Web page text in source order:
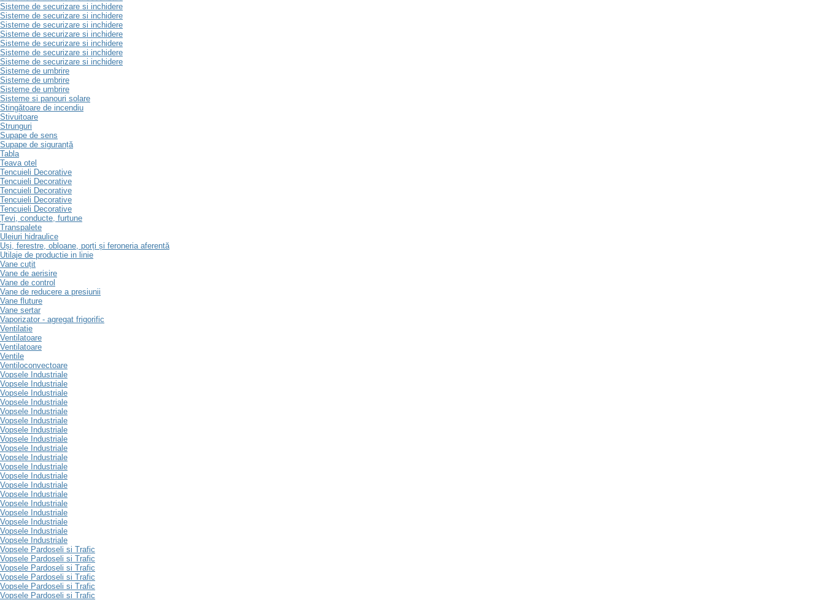
Sisteme de securizare si inchidere
Sisteme de securizare si inchidere
Sisteme de securizare si inchidere
Sisteme de securizare si inchidere
Sisteme de securizare si inchidere
Sisteme de securizare si inchidere
Sisteme de securizare si inchidere
Sisteme de umbrire
Sisteme de umbrire
Sisteme de umbrire
Sisteme si panouri solare
Stingătoare de incendiu
Stivuitoare
Strunguri
Supape de sens
Supape de siguranță
Tabla
Teava otel
Tencuieli Decorative
Tencuieli Decorative
Tencuieli Decorative
Tencuieli Decorative
Tencuieli Decorative
Țevi, conducte, furtune
Transpalete
Uleiuri hidraulice
Uși, ferestre, obloane, porți și feroneria aferentă
Utilaje de productie in linie
Vane cuțit
Vane de aerisire
Vane de control
Vane de reducere a presiunii
Vane fluture
Vane sertar
Vaporizator - agregat frigorific
Ventilatie
Ventilatoare
Ventilatoare
Ventile
Ventiloconvectoare
Vopsele Industriale
Vopsele Industriale
Vopsele Industriale
Vopsele Industriale
Vopsele Industriale
Vopsele Industriale
Vopsele Industriale
Vopsele Industriale
Vopsele Industriale
Vopsele Industriale
Vopsele Industriale
Vopsele Industriale
Vopsele Industriale
Vopsele Industriale
Vopsele Industriale
Vopsele Industriale
Vopsele Industriale
Vopsele Industriale
Vopsele Industriale
Vopsele Pardoseli si Trafic
Vopsele Pardoseli si Trafic
Vopsele Pardoseli si Trafic
Vopsele Pardoseli si Trafic
Vopsele Pardoseli si Trafic
Vopsele Pardoseli si Trafic